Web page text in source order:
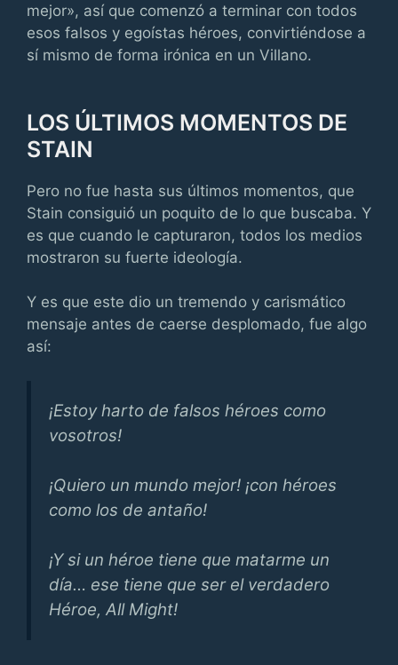
mejor», así que comenzó a terminar con todos
esos falsos y egoístas héroes, convirtiéndose a
sí mismo de forma irónica en un Villano.
LOS ÚLTIMOS MOMENTOS DE
STAIN
Pero no fue hasta sus últimos momentos, que
Stain consiguió un poquito de lo que buscaba. Y
es que cuando le capturaron, todos los medios
mostraron su fuerte ideología.
Y es que este dio un tremendo y carismático
mensaje antes de caerse desplomado, fue algo
así:
¡Estoy harto de falsos héroes como
vosotros!
¡Quiero un mundo mejor! ¡con héroes
como los de antaño!
¡Y si un héroe tiene que matarme un
día… ese tiene que ser el verdadero
Héroe, All Might!